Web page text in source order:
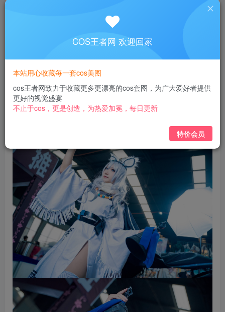
此内容为付费阅读，请付费后查看
3
黄金会员免费 钻石会员 免费
立即购买
COS王者网 欢迎回家
本站用心收藏每一套cos美图
cos王者网致力于收藏更多更漂亮的cos套图，为广大爱好者提供
更好的视觉盛宴
不止于cos，更是创造，为热爱加冕，每日更新
特价会员